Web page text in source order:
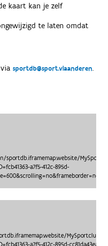
kaart kan je zelf
te laten omdat
sportdb@sport.vlaanderen.
a7f5-412c-895d-